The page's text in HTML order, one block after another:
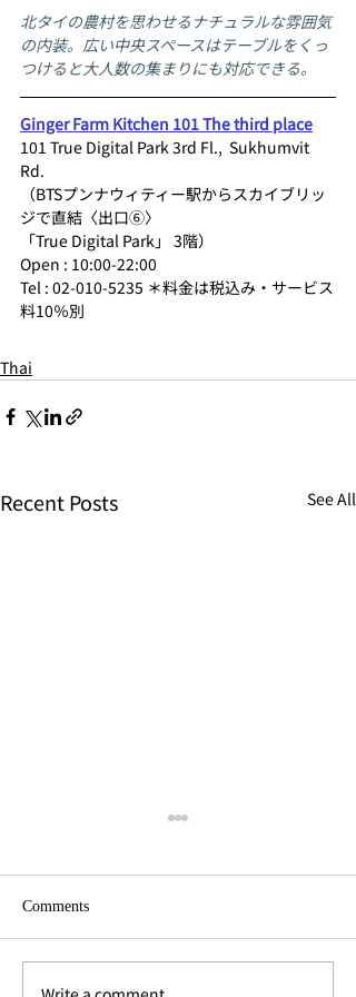
北タイの農村を思わせるナチュラルな雰囲気
の内装。広い中央スペースはテーブルをくっ
つけると大人数の集まりにも対応できる。
Ginger Farm Kitchen 101 The third place
101 True Digital Park 3rd Fl.,  Sukhumvit
Rd.
（BTSプンナウィティー駅からスカイブリッ
ジで直結〈出口⑥〉
「True Digital Park」 3階）
Open : 10:00-22:00
Tel : 02-010-5235 ＊料金は税込み・サービス
料10％別
Thai
Recent Posts See All
Comments